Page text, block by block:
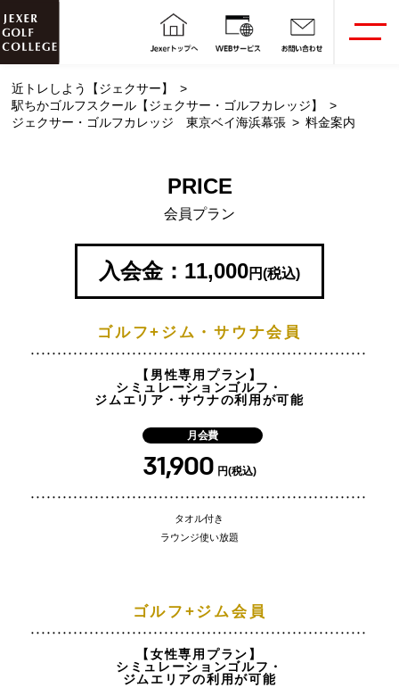
近トレしよう【ジェクサー】
駅ちかゴルフスクール【ジェクサー・ゴルフカレッジ】
ジェクサー・ゴルフカレッジ 東京ベイ海浜幕張
料金案内
PRICE
会員プラン
入会金：11,000円(税込)
ゴルフ+ジム・サウナ会員
【男性専用プラン】
シミュレーションゴルフ・
ジムエリア・サウナの利用が可能
月会費
31,900 円(税込)
タオル付き
ラウンジ使い放題
ゴルフ+ジム会員
【女性専用プラン】
シミュレーションゴルフ・
ジムエリアの利用が可能